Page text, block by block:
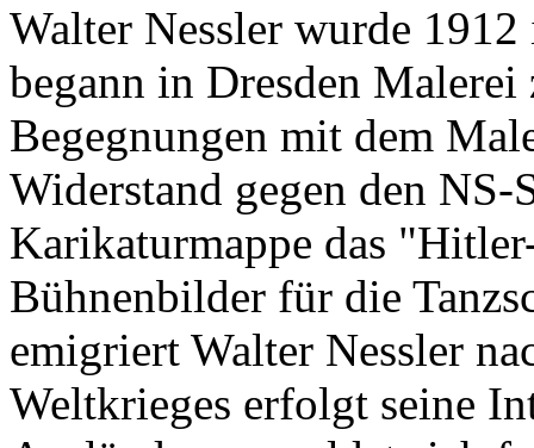
Walter Nessler wurde
begann in Dresden
Begegnungen mit dem
Widerstand gegen den
Karikaturmappe das
Bühnenbilder für die
emigriert Walter Nessler
Weltkrieges erfolgt seine